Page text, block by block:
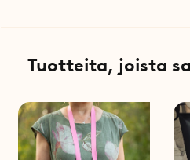
Tuotteita, joista